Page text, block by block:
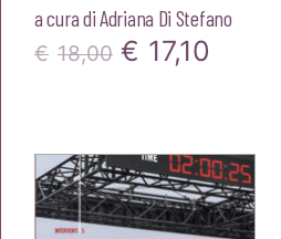
a cura diAdriana Di Stefano
€ 18,00 Il
era:
€18,00.
€ 17,10
è:
€17,10.